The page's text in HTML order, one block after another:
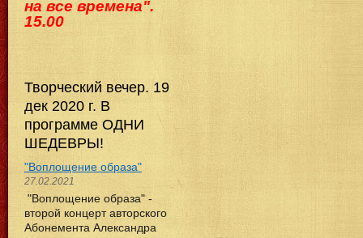
на все времена".
15.00
Творческий вечер. 19
дек 2020 г. В
программе ОДНИ
ШЕДЕВРЫ!
"Воплощение образа"
27.02.2021
"Воплощение образа" -
второй концерт авторского
Абонемента Александра